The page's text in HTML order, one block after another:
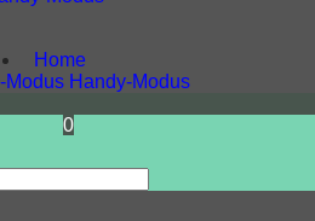
Home
Modus Handy-Modus
0